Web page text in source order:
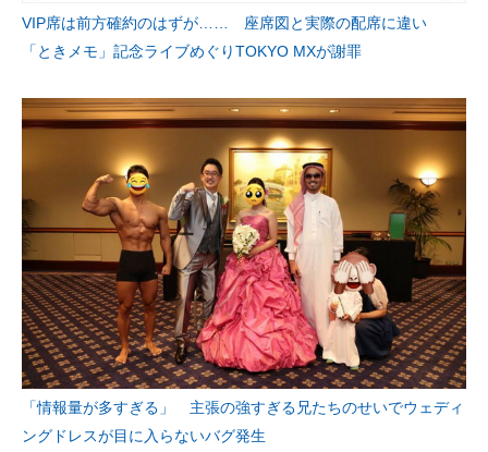
VIP席は前方確約のはずが…… 座席図と実際の配席に違い
「ときメモ」記念ライブめぐりTOKYO MXが謝罪
「情報量が多すぎる」 主張の強すぎる兄たちのせいでウェディ
ングドレスが目に入らないバグ発生